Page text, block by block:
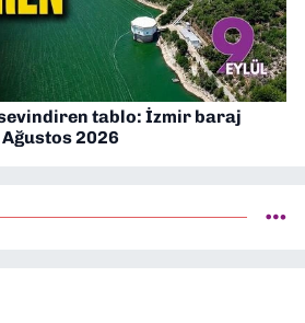
tablo: İzmir baraj
2026